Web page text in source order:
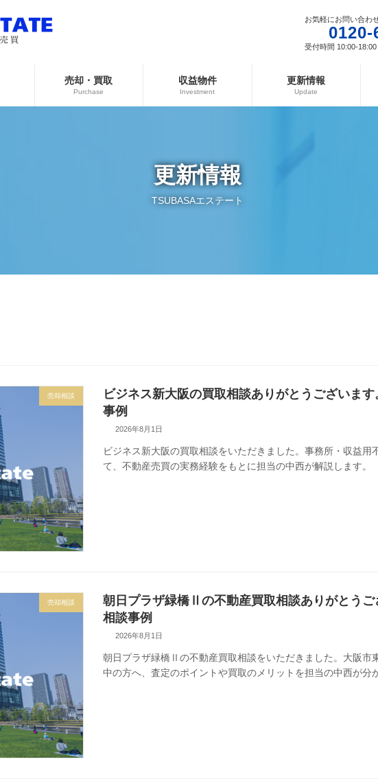
お気軽にお問い合わ
0120-
受付時間 10:00-18:00
売却・買取
Purchase
収益物件
Investment
更新情報
Update
更新情報
TSUBASAエステート
売却相談
ビジネス新大阪の買取相談ありがとうございま
事例
2026年8月1日
ビジネス新大阪の買取相談をいただきました。事務所・収益
て、不動産売買の実務経験をもとに担当の中西が解説します。
売却相談
朝日プラザ緑橋Ⅱの不動産買取相談ありがとう
相談事例
2026年8月1日
朝日プラザ緑橋Ⅱの不動産買取相談をいただきました。大阪市
中の方へ、査定のポイントや買取のメリットを担当の中西が分